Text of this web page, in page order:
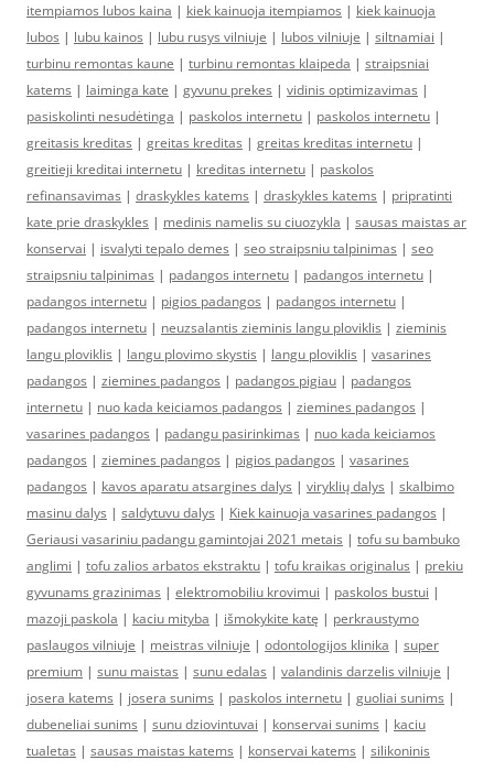
itempiamos lubos kaina | kiek kainuoja itempiamos | kiek kainuoja
lubos | lubu kainos | lubu rusys vilniuje | lubos vilniuje | siltnamiai |
turbinu remontas kaune | turbinu remontas klaipeda | straipsniai
katems | laiminga kate | gyvunu prekes | vidinis optimizavimas |
pasiskolinti nesudėtinga | paskolos internetu | paskolos internetu |
greitasis kreditas | greitas kreditas | greitas kreditas internetu |
greitieji kreditai internetu | kreditas internetu | paskolos
refinansavimas | draskykles katems | draskykles katems | pripratinti
kate prie draskykles | medinis namelis su ciuozykla | sausas maistas ar
konservai | isvalyti tepalo demes | seo straipsniu talpinimas | seo
straipsniu talpinimas | padangos internetu | padangos internetu |
padangos internetu | pigios padangos | padangos internetu |
padangos internetu | neuzsalantis zieminis langu ploviklis | zieminis
langu ploviklis | langu plovimo skystis | langu ploviklis | vasarines
padangos | ziemines padangos | padangos pigiau | padangos
internetu | nuo kada keiciamos padangos | ziemines padangos |
vasarines padangos | padangu pasirinkimas | nuo kada keiciamos
padangos | ziemines padangos | pigios padangos | vasarines
padangos | kavos aparatu atsargines dalys | viryklių dalys | skalbimo
masinu dalys | saldytuvu dalys | Kiek kainuoja vasarines padangos |
Geriausi vasariniu padangu gamintojai 2021 metais | tofu su bambuko
anglimi | tofu zalios arbatos ekstraktu | tofu kraikas originalus | prekiu
gyvunams grazinimas | elektromobiliu krovimui | paskolos bustui |
mazoji paskola | kaciu mityba | išmokykite katę | perkraustymo
paslaugos vilniuje | meistras vilniuje | odontologijos klinika | super
premium | sunu maistas | sunu edalas | valandinis darzelis vilniuje |
josera katems | josera sunims | paskolos internetu | guoliai sunims |
dubeneliai sunims | sunu dziovintuvai | konservai sunims | kaciu
tualetas | sausas maistas katems | konservai katems | silikoninis